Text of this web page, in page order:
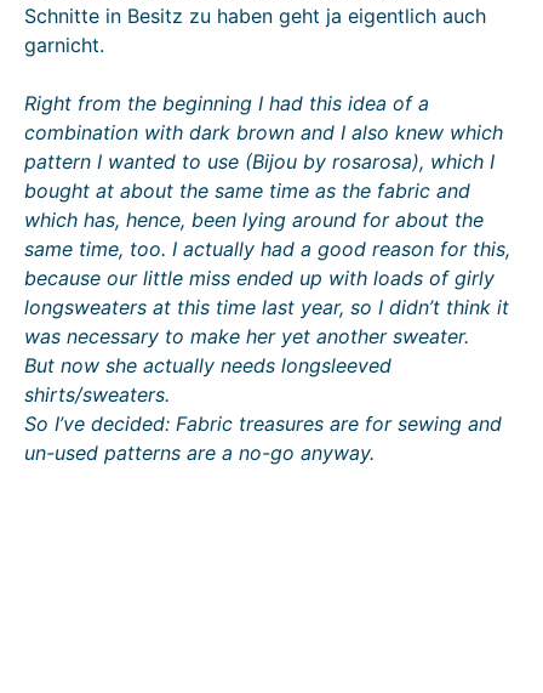
Schnitte in Besitz zu haben geht ja eigentlich auch
garnicht.
Right from the beginning I had this idea of a
combination with dark brown and I also knew which
pattern I wanted to use (Bijou by rosarosa), which I
bought at about the same time as the fabric and
which has, hence, been lying around for about the
same time, too. I actually had a good reason for this,
because our little miss ended up with loads of girly
longsweaters at this time last year, so I didn’t think it
was necessary to make her yet another sweater.
But now she actually needs longsleeved
shirts/sweaters.
So I’ve decided: Fabric treasures are for sewing and
un-used patterns are a no-go anyway.